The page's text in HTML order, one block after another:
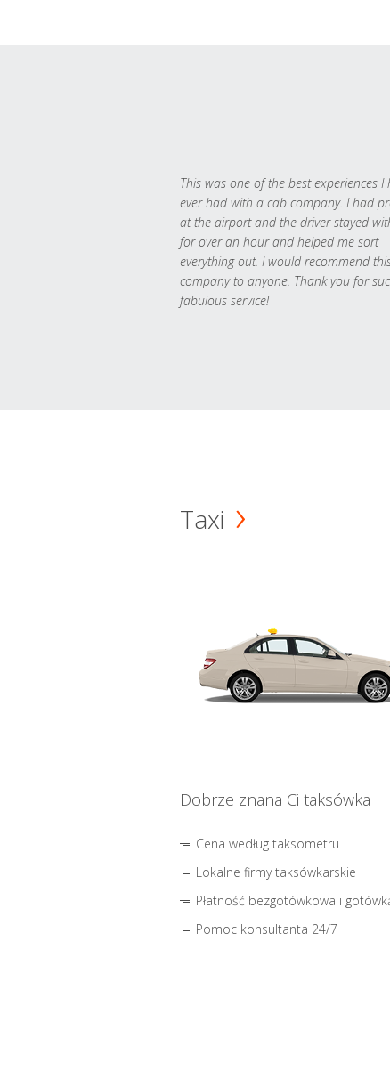
This was one of the best experiences I
ever had with a cab company. I had
at the airport and the driver stayed
for over an hour and helped me sort
everything out. I would recommend
company to anyone. Thank you for
fabulous service!
Taxi
Dobrze znana Ci taksówka
Cena według taksometru
Lokalne firmy taksówkarskie
Płatność bezgotówkowa i
Pomoc konsultanta 24/7